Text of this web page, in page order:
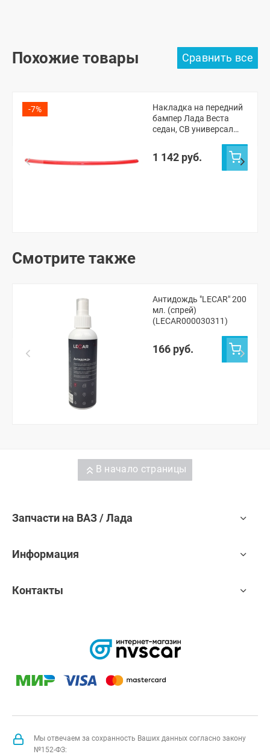
Похожие товары
-7%
Накладка на передний
бампер Лада Веста
седан, СВ универсал
1 142 руб.
Смотрите также
Антидождь "LECAR" 200
мл. (спрей)
(LECAR000030311)
166 руб.
В начало страницы
Запчасти на ВАЗ / Лада
Информация
Контакты
Мы отвечаем за сохранность Ваших данных согласно закону
№152-ФЗ: